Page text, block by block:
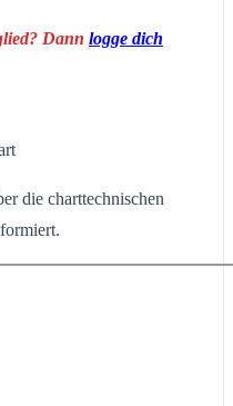
Dann logge dich
die charttechnischen